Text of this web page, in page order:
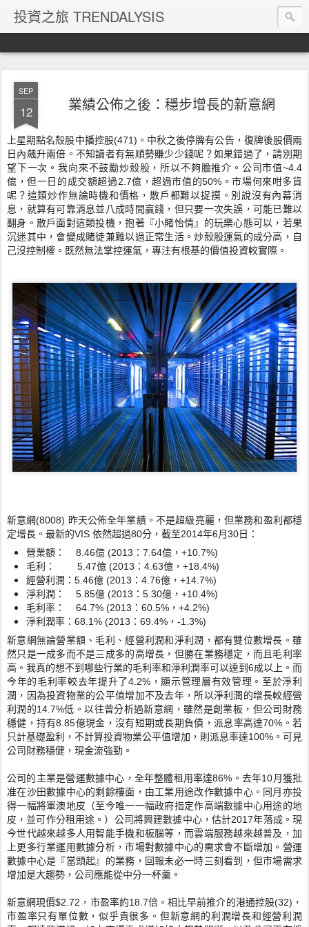
投資之旅 TRENDALYSIS
SEP
12 業績公佈之後：穩步增長的新意網
上星期點名殼股中播控股(471)。中秋之後停牌有公告，復牌後股價兩
日內飆升兩倍。不知讀者有無順勢賺少少錢呢？如果錯過了，請別期
望下一次 。我向來不鼓勵炒殼股，所以不夠膽推介。公司市值~4.4
億，但一日的成交額超過2.7億，超過市值的50%。市場何來咁多貨
呢？這類炒作無論時機和價格，散戶都難以捉摸。 別說沒有內幕消
息，就算有可靠消息並八成時間贏錢，但只要一次失誤，可能已難以
翻身。散戶面對這類投機，抱著『小賭怡情』的玩樂心態可以 ， 若果
沉迷其中 ，會變成賭徒兼難以過正常生活。炒殼股運氣的成分高，自
己沒控制權 。既然無法掌控運氣，專注有根基的價值投資較實際 。
新意網(8008) 昨天公佈全年業績。不是超級亮麗，但業務和盈利都穩
定增長。最新的VIS 依然超過80分，截至2014年6月30日：
營業額： 8.46億 (2013：7.64億，+10.7%)
毛利： 5.47億 (2013：4.63億，+18.4%)
經營利潤：5.46億 (2013：4.76億，+14.7%)
淨利潤： 5.85億 (2013：5.30億，+10.4%)
毛利率： 64.7% (2013：60.5%，+4.2%)
淨利潤率：68.1% (2013：69.4%，-1.3%)
新意網無論營業額、毛利、經營利潤和淨利潤，都有雙位數增長。雖
然只是一成多而不是三成多的高增長，但勝在業務穩定，而且毛利率
高。我真的想不到哪些行業的毛利率和淨利潤率可以達到6成以上。而
今年的毛利率較去年提升了4.2%，顯示管理層有效管理。至於淨利
潤，因為投資物業的公平值增加不及去年，所以淨利潤的增長較經營
利潤的14.7%低。以往曾分析過新意網，雖然是創業板，但公司財務
穩健，持有8.85億現金，沒有短期或長期負債，派息率高達70%。若
只計基礎盈利，不計算投資物業公平值增加，則派息率達100%。可見
公司財務穩健，現金流強勁。
公司的主業是營運數據中心，全年整體租用率達86%。去年10月獲批
准在沙田數據中心的剩餘樓面，由工業用途改作數據中心。同月亦投
得一幅將軍澳地皮（至今唯一一幅政府指定作高端數據中心用途的地
皮，並可作分租用途。）公司將興建數據中心，估計2017年落成。現
今世代越來越多人用智能手機和板腦等，而雲端服務越來越普及，加
上更多行業運用數據分析，市場對數據中心的需求會不斷增加。營運
數據中心是『當頭起』的業務，回報未必一時三刻看到，但市場需求
增加是大趨勢，公司應能從中分一杯羹。
新意網現價$2.72，市盈率約18.7倍。相比早前推介的港通控股(32)，
市盈率只有單位數，似乎貴很多。但新意網的利潤增長和經營利潤